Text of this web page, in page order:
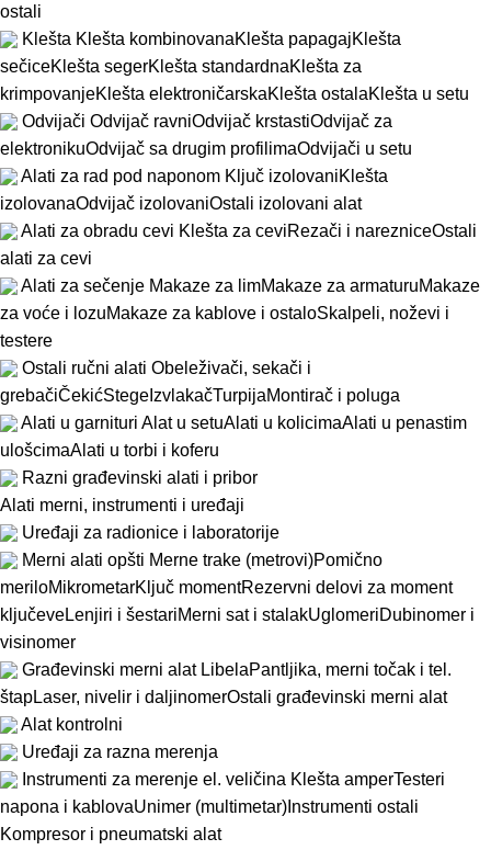
ostali
Klešta Klešta kombinovanaKlešta papagajKlešta
sečiceKlešta segerKlešta standardnaKlešta za
krimpovanjeKlešta elektroničarskaKlešta ostalaKlešta u setu
Odvijači Odvijač ravniOdvijač krstastiOdvijač za
elektronikuOdvijač sa drugim profilimaOdvijači u setu
Alati za rad pod naponom Ključ izolovaniKlešta
izolovanaOdvijač izolovaniOstali izolovani alat
Alati za obradu cevi Klešta za ceviRezači i narezniceOstali
alati za cevi
Alati za sečenje Makaze za limMakaze za armaturuMakaze
za voće i lozuMakaze za kablove i ostaloSkalpeli, noževi i
testere
Ostali ručni alati Obeleživači, sekači i
grebačiČekićStege IzvlakačTurpijaMontirač i poluga
Alati u garnituri Alat u setuAlati u kolicimaAlati u penastim
ulošcimaAlati u torbi i koferu
Razni građevinski alati i pribor
Alati merni, instrumenti i uređaji
Uređaji za radionice i laboratorije
Merni alati opšti Merne trake (metrovi)Pomično
meriloMikrometarKljuč momentRezervni delovi za moment
ključeveLenjiri i šestariMerni sat i stalakUglomeriDubinomer i
visinomer
Građevinski merni alat LibelaPantljika, merni točak i tel.
štapLaser, nivelir i daljinomerOstali građevinski merni alat
Alat kontrolni
Uređaji za razna merenja
Instrumenti za merenje el. veličina Klešta amperTesteri
napona i kablovaUnimer (multimetar) Instrumenti ostali
Kompresor i pneumatski alat